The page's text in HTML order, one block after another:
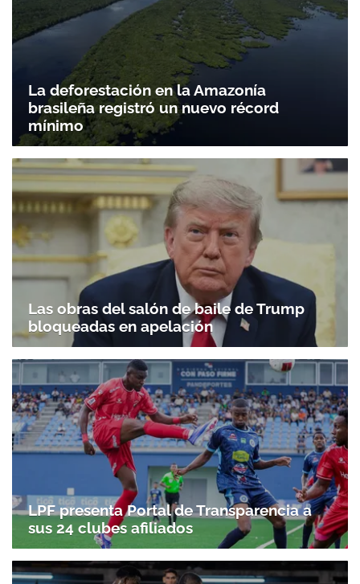
La deforestación en la Amazonía
brasileña registró un nuevo récord
mínimo
Las obras del salón de baile de Trump
bloqueadas en apelación
LPF presenta Portal de Transparencia a
sus 24 clubes afiliados